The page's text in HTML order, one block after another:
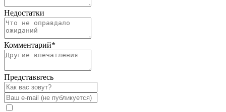
Недостатки
Комментарий*
Представьтесь